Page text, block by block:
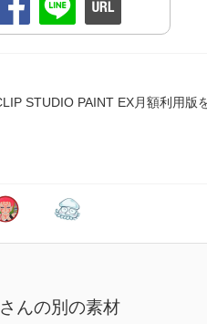
STUDIO PAINT EX月額利用版
んの別の素材